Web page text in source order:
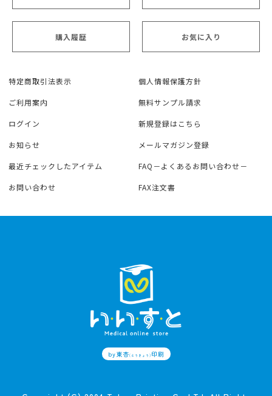
購入履歴 お気に入り
特定商取引法表示 個人情報保護方針
ご利用案内 無料サンプル請求
ログイン 新規登録はこちら
お知らせ メールマガジン登録
最近チェックしたアイテム FAQ－よくあるお問い合わせ－
お問い合わせ FAX注文書
by東杏(とうきょう) 印刷